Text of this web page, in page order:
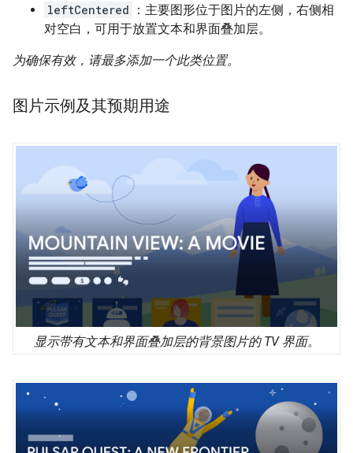
leftCentered
：主要图形位于图片的左侧，右侧相
对空白，可用于放置文本和界面叠加层。
为确保有效，请最多添加一个此类位置。
图片示例及其预期用途
显示带有文本和界面叠加层的背景图片的 TV 界面。